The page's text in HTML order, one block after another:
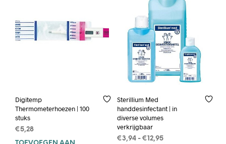
gekozen
worden
productpagina
Digitemp
Thermometerhoezen | 100
stuks
€5,28
Sterillium Med
handdesinfectant | in
diverse volumes
verkrijgbaar
€3,94 - € 12,95Prijsklasse: